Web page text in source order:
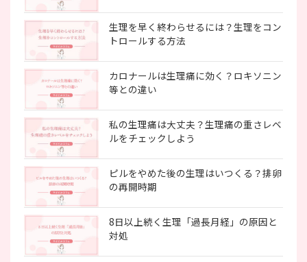
生理を早く終わらせるには？生理をコン
トロールする方法
カロナールは生理痛に効く？ロキソニン
等との違い
私の生理痛は大丈夫？生理痛の重さレベ
ルをチェックしよう
ピルをやめた後の生理はいつくる？排卵
の再開時期
8日以上続く生理「過長月経」の原因と
対処